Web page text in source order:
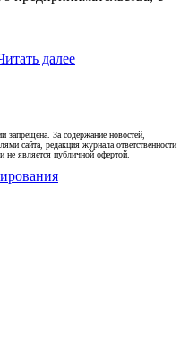
далее
запрещена. За содержание новостей,
сайта, редакция журнала ответственности
не является публичной офертой.